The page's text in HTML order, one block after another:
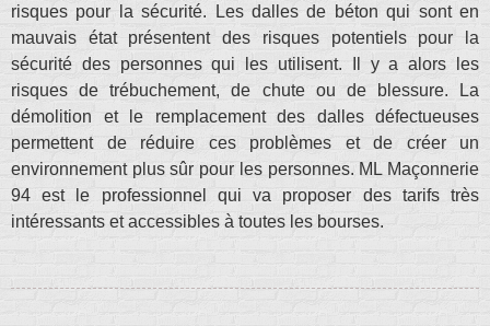
risques pour la sécurité. Les dalles de béton qui sont en
mauvais état présentent des risques potentiels pour la
sécurité des personnes qui les utilisent. Il y a alors les
risques de trébuchement, de chute ou de blessure. La
démolition et le remplacement des dalles défectueuses
permettent de réduire ces problèmes et de créer un
environnement plus sûr pour les personnes. ML Maçonnerie
94 est le professionnel qui va proposer des tarifs très
intéressants et accessibles à toutes les bourses.